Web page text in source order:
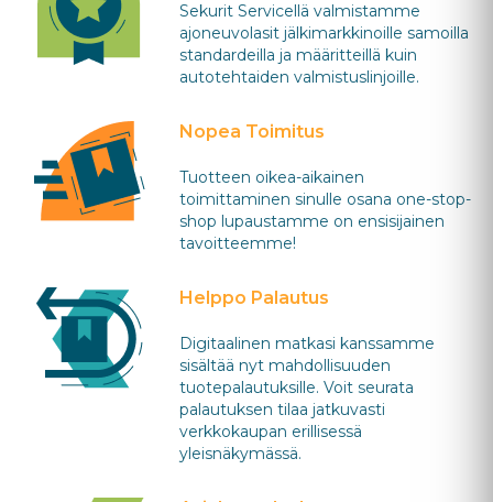
Sekurit Servicellä valmistamme
ajoneuvolasit jälkimarkkinoille samoilla
standardeilla ja määritteillä kuin
autotehtaiden valmistuslinjoille.
Nopea Toimitus
Tuotteen oikea-aikainen
toimittaminen sinulle osana one-stop-
shop lupaustamme on ensisijainen
tavoitteemme!
Helppo Palautus
Digitaalinen matkasi kanssamme
sisältää nyt mahdollisuuden
tuotepalautuksille. Voit seurata
palautuksen tilaa jatkuvasti
verkkokaupan erillisessä
yleisnäkymässä.